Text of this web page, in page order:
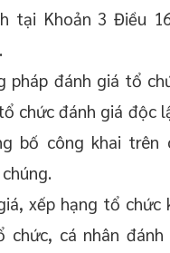
tại Khoản 3 Điều
pháp đánh giá tổ
chức đánh giá độc
bố công khai trên
xếp hạng tổ chức
chức, cá nhân